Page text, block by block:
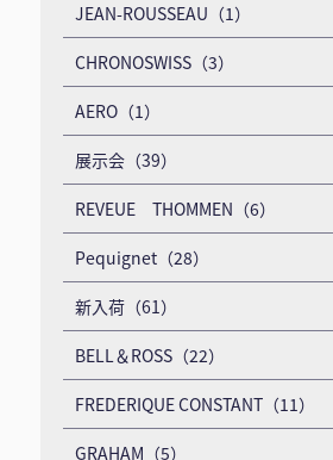
JEAN-ROUSSEAU（1）
CHRONOSWISS（3）
AERO（1）
展示会（39）
REVEUE THOMMEN（6）
Pequignet（28）
新入荷（61）
BELL＆ROSS（22）
FREDERIQUE CONSTANT（11）
GRAHAM（5）